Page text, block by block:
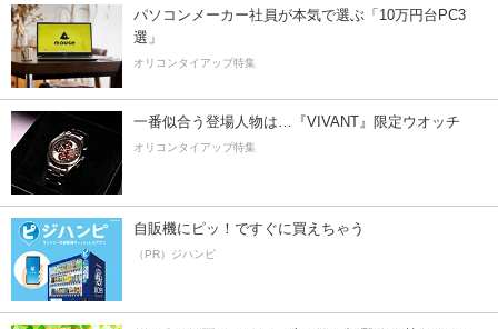
パソコンメーカー社員が本気で選ぶ「10万円台PC3
選」
オリコンタイアップ特集
一番似合う登場人物は…『VIVANT』限定ウオッチ
オリコンタイアップ特集
自販機にピッ！ですぐに買えちゃう
（PR）ジハンピ